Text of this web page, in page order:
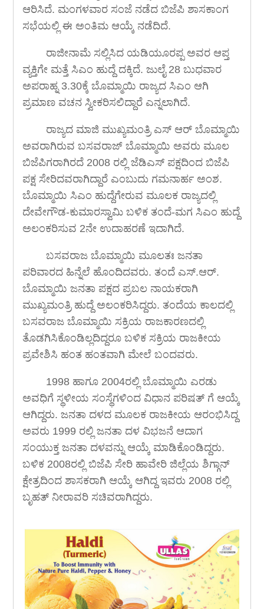
ಆರಿಸಿದೆ. ಮಂಗಳವಾರ ಸಂಜೆ ನಡೆದ ಬಿಜೆಪಿ ಶಾಸಕಾಂಗ
ಸಭೆಯಲ್ಲಿ ಈ ಅಂತಿಮ ಆಯ್ಕೆ ನಡೆದಿದೆ.
ರಾಜೀನಾಮೆ ಸಲ್ಲಿಸಿದ ಯಡಿಯೂರಪ್ಪ ಅವರ ಆಪ್ತ
ವ್ಯಕ್ತಿಗೇ ಮತ್ತೆ ಸಿಎಂ ಹುದ್ದೆ ದಕ್ಕಿದೆ. ಜುಲೈ 28 ಬುಧವಾರ
ಅಪರಾಹ್ನ 3.30ಕ್ಕೆ ಬೊಮ್ಮಾಯಿ ರಾಜ್ಯದ ಸಿಎಂ ಆಗಿ
ಪ್ರಮಾಣ ವಚನ ಸ್ವೀಕರಿಸಲಿದ್ದಾರೆ ಎನ್ನಲಾಗಿದೆ.
ರಾಜ್ಯದ ಮಾಜಿ ಮುಖ್ಯಮಂತ್ರಿ ಎಸ್ ಆರ್ ಬೊಮ್ಮಾಯಿ
ಅವರಾಗಿರುವ ಬಸವರಾಜ್ ಬೊಮ್ಮಾಯಿ ಅವರು ಮೂಲ
ಬಿಜೆಪಿಗರಾಗಿರದೆ 2008 ರಲ್ಲಿ ಜೆಡಿಎಸ್ ಪಕ್ಷದಿಂದ ಬಿಜೆಪಿ
ಪಕ್ಷ ಸೇರಿದವರಾಗಿದ್ದಾರೆ ಎಂಬುದು ಗಮನಾರ್ಹ ಅಂಶ.
ಬೊಮ್ಮಾಯಿ ಸಿಎಂ ಹುದ್ದೆಗೇರುವ ಮೂಲಕ ರಾಜ್ಯದಲ್ಲಿ
ದೇವೇಗೌಡ-ಕುಮಾರಸ್ವಾಮಿ ಬಳಿಕ ತಂದೆ-ಮಗ ಸಿಎಂ ಹುದ್ದೆ
ಅಲಂಕರಿಸುವ 2ನೇ ಉದಾಹರಣೆ ಇದಾಗಿದೆ.
ಬಸವರಾಜ ಬೊಮ್ಮಾಯಿ ಮೂಲತಃ ಜನತಾ
ಪರಿವಾರದ ಹಿನ್ನೆಲೆ ಹೊಂದಿದವರು. ತಂದೆ ಎಸ್.ಆರ್.
ಬೊಮ್ಮಾಯಿ ಜನತಾ ಪಕ್ಷದ ಪ್ರಬಲ ನಾಯಕರಾಗಿ
ಮುಖ್ಯಮಂತ್ರಿ ಹುದ್ದೆ ಅಲಂಕರಿಸಿದ್ದರು. ತಂದೆಯ ಕಾಲದಲ್ಲಿ
ಬಸವರಾಜ ಬೊಮ್ಮಾಯಿ ಸಕ್ರಿಯ ರಾಜಕಾರಣದಲ್ಲಿ
ತೊಡಗಿಸಿಕೊಂಡಿಲ್ಲದಿದ್ದರೂ ಬಳಿಕ ಸಕ್ರಿಯ ರಾಜಕೀಯ
ಪ್ರವೇಶಿಸಿ ಹಂತ ಹಂತವಾಗಿ ಮೇಲೆ ಬಂದವರು.
1998 ಹಾಗೂ 2004ರಲ್ಲಿ ಬೊಮ್ಮಾಯಿ ಎರಡು
ಅವಧಿಗೆ ಸ್ಥಳೀಯ ಸಂಸ್ಥೆಗಳಿಂದ ವಿಧಾನ ಪರಿಷತ್ ಗೆ ಆಯ್ಕೆ
ಆಗಿದ್ದರು. ಜನತಾ ದಳದ ಮೂಲಕ ರಾಜಕೀಯ ಆರಂಭಿಸಿದ್ದ
ಅವರು 1999 ರಲ್ಲಿ ಜನತಾ ದಳ ವಿಭಜನೆ ಆದಾಗ
ಸಂಯುಕ್ತ ಜನತಾ ದಳವನ್ನು ಆಯ್ಕೆ ಮಾಡಿಕೊಂಡಿದ್ದರು.
ಬಳಿಕ 2008ರಲ್ಲಿ ಬಿಜೆಪಿ ಸೇರಿ ಹಾವೇರಿ ಜಿಲ್ಲೆಯ ಶಿಗ್ಗಾನ್
ಕ್ಷೇತ್ರದಿಂದ ಶಾಸಕರಾಗಿ ಆಯ್ಕೆ ಆಗಿದ್ದ ಇವರು 2008 ರಲ್ಲಿ
ಬೃಹತ್ ನೀರಾವರಿ ಸಚಿವರಾಗಿದ್ದರು.